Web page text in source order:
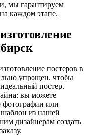
мы гарантируем
каждом этапе.
постеров в
упрощен, чтобы
постер.
вы можете
фотографии или
из нашей
дизайнерам создать